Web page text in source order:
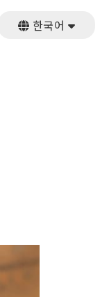
한국어